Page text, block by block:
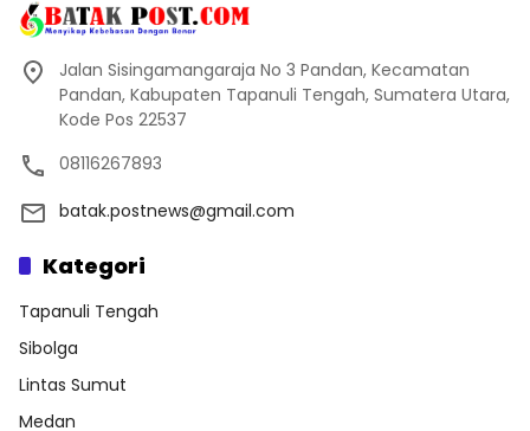
Jalan Sisingamangaraja No 3 Pandan, Kecamatan
Pandan, Kabupaten Tapanuli Tengah, Sumatera Utara,
Kode Pos 22537
08116267893
batak.postnews@gmail.com
Kategori
Tapanuli Tengah
Sibolga
Lintas Sumut
Medan